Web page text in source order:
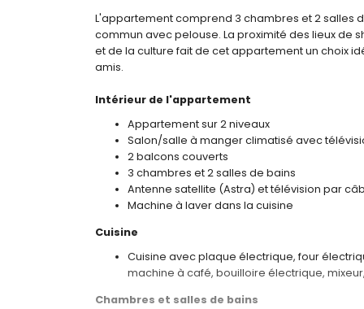
L'appartement comprend 3 chambres et 2 salles
commun avec pelouse. La proximité des lieux de
et de la culture fait de cet appartement un choix
amis.
Intérieur de l'appartement
Appartement sur 2 niveaux
Salon/salle à manger climatisé avec
2 balcons couverts
3 chambres et 2 salles de bains
Antenne satellite (Astra) et télévision par
Machine à laver dans la cuisine
Cuisine
Cuisine avec plaque électrique, four
machine à café, bouilloire électrique,
Chambres et salles de bains